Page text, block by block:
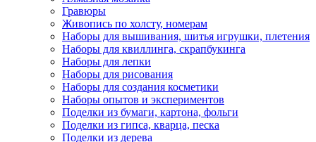
Гравюры
Живопись по холсту, номерам
Наборы для вышивания, шитья игрушки, плетения
Наборы для квиллинга, скрапбукинга
Наборы для лепки
Наборы для рисования
Наборы для создания косметики
Наборы опытов и экспериментов
Поделки из бумаги, картона, фольги
Поделки из гипса, кварца, песка
Поделки из дерева